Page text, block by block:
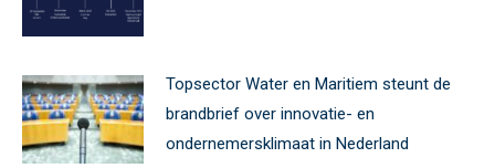
Topsector Water en Maritiem steunt de
brandbrief over innovatie- en
ondernemersklimaat in Nederland